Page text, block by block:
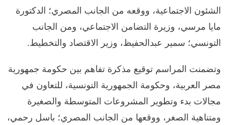
الشئون الاجتماعية، ووقعه من الجانب المصري؛ الدكتورة
مايا مرسي، وزيرة التضامن الاجتماعي، ومن الجانب
التونسي؛ سمير عبدالحفيظ، وزير الاقتصاد والتخطيط.
وتضمنت المراسم توقيع مذكرة تفاهم بين حكومة جمهورية
مصر العربية، وحكومة الجمهورية التونسية، للتعاون في
مجالات بدء وتطوير المشروعات المتوسطة والصغيرة
ومتناهية الصغر، ووقعها من الجانب المصري؛ باسل رحمي،